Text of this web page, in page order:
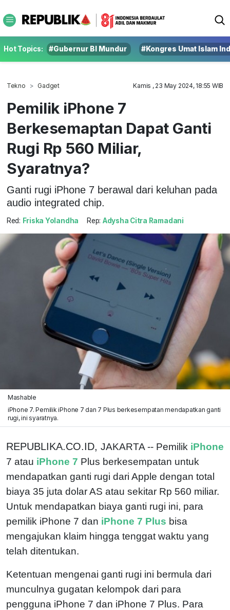
Hot Topics: #Gubernur BI Mundur #Kongres Umat Islam
Tekno Gadget Kamis , 23 May 2024, 18:55 WIB
Pemilik iPhone 7
Berkesemaptan Dapat Ganti
Rugi Rp 560 Miliar,
Syaratnya?
Ganti rugi iPhone 7 berawal dari keluhan pada
audio integrated chip.
Red: Friska Yolandha Rep: Adysha Citra Ramadani
Mashable
iPhone 7. Pemilik iPhone 7 dan 7 Plus berkesempatan mendapatkan ganti
rugi, ini syaratnya.
REPUBLIKA.CO.ID, JAKARTA -- Pemilik iPhone
7 atau iPhone 7 Plus berkesempatan untuk
mendapatkan ganti rugi dari Apple dengan total
biaya 35 juta dolar AS atau sekitar Rp 560 miliar.
Untuk mendapatkan biaya ganti rugi ini, para
pemilik iPhone 7 dan iPhone 7 Plus bisa
mengajukan klaim hingga tenggat waktu yang
telah ditentukan.
Ketentuan mengenai ganti rugi ini bermula dari
munculnya gugatan kelompok dari para
pengguna iPhone 7 dan iPhone 7 Plus. Para